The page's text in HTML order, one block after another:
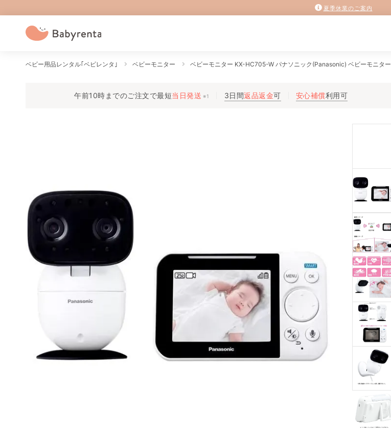
夏季休業のご案内
ベビー用品レンタル｢ベビレンタ｣ ベビーモニター ベビーモニター KX-HC705-W パナソニック(Panasonic) ベビーモニター
午前10時までのご注文で最短当日発送 ※1 3日間返品返金可 安心補償利用可